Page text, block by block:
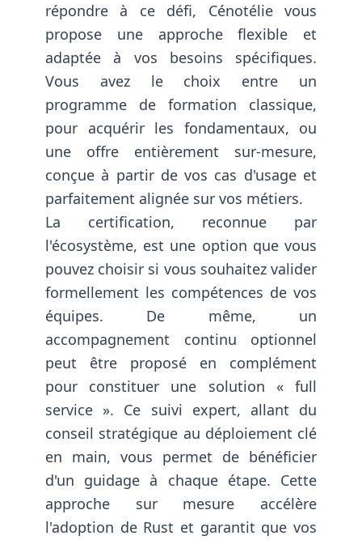
répondre à ce défi, Cénotélie vous
propose une approche flexible et
adaptée à vos besoins spécifiques.
Vous avez le choix entre un
programme de formation classique,
pour acquérir les fondamentaux, ou
une offre entièrement sur-mesure,
conçue à partir de vos cas d'usage et
parfaitement alignée sur vos métiers.
La certification, reconnue par
l'écosystème, est une option que vous
pouvez choisir si vous souhaitez valider
formellement les compétences de vos
équipes. De même, un
accompagnement continu optionnel
peut être proposé en complément
pour constituer une solution « full
service ». Ce suivi expert, allant du
conseil stratégique au déploiement clé
en main, vous permet de bénéficier
d'un guidage à chaque étape. Cette
approche sur mesure accélère
l'adoption de Rust et garantit que vos